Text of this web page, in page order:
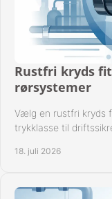
Rustfri kryds
rørsystemer
Vælg en rustfri kryds
trykklasse til
18. juli 2026